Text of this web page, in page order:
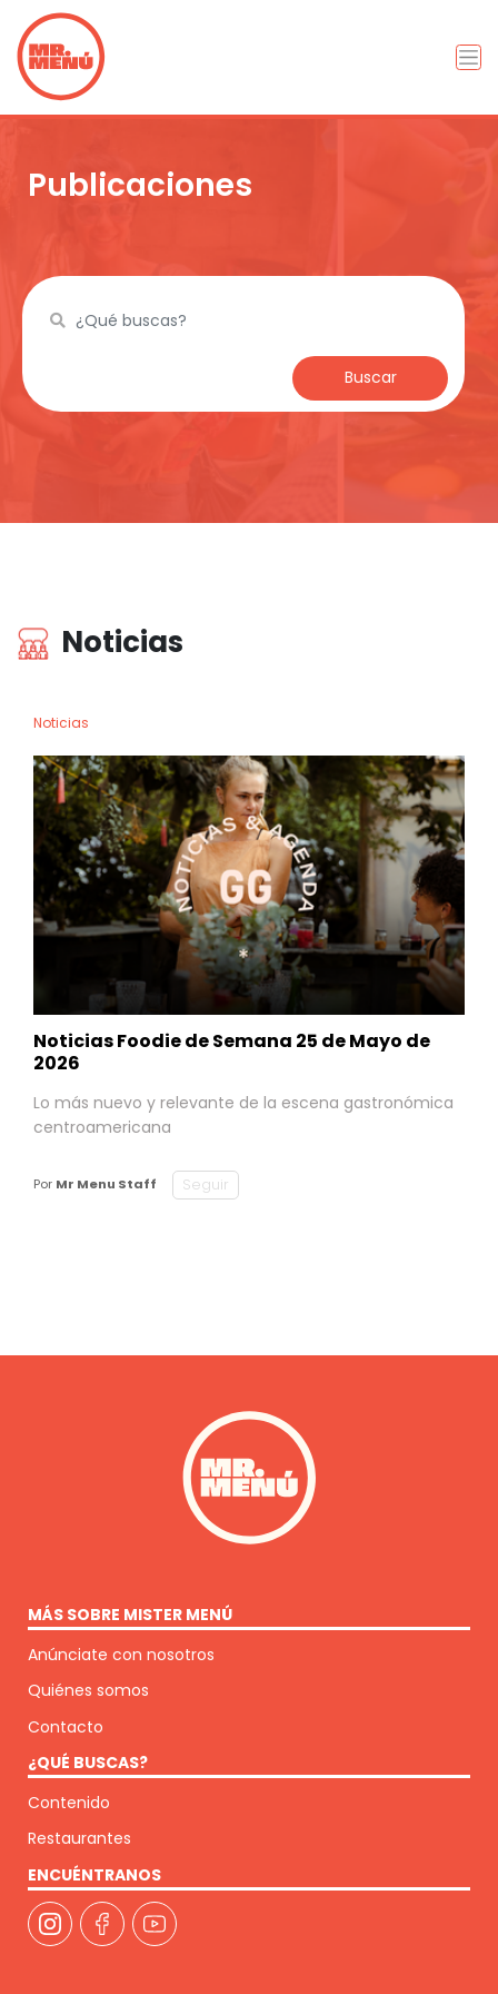
Publicaciones
Buscar
Noticias
Noticias
Noticias Foodie de Semana 25 de Mayo de
2026
Lo más nuevo y relevante de la escena gastronómica
centroamericana
Por Mr Menu Staff Seguir
MÁS SOBRE MISTER MENÚ
Anúnciate con nosotros
Quiénes somos
Contacto
¿QUÉ BUSCAS?
Contenido
Restaurantes
ENCUÉNTRANOS